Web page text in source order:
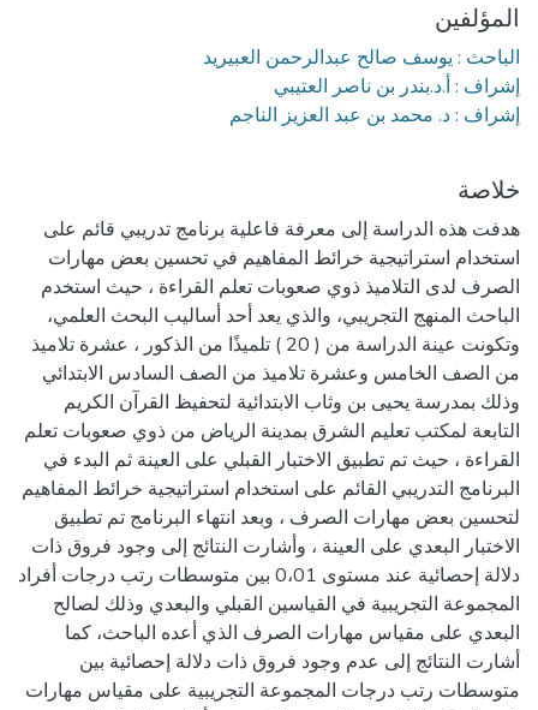
المؤلفين
الباحث : يوسف صالح عبدالرحمن العبيريد
إشراف : أ.د.بندر بن ناصر العتيبي
إشراف : د. محمد بن عبد العزيز الناجم
خلاصة
هدفت هذه الدراسة إلى معرفة فاعلية برنامج تدريبي قائم على
استخدام استراتيجية خرائط المفاهيم في تحسين بعض مهارات
الصرف لدى التلاميذ ذوي صعوبات تعلم القراءة ، حيث استخدم
الباحث المنهج التجريبي، والذي يعد أحد أساليب البحث العلمي،
وتكونت عينة الدراسة من ( 20 ) تلميذًا من الذكور ، عشرة تلاميذ
من الصف الخامس وعشرة تلاميذ من الصف السادس الابتدائي
وذلك بمدرسة يحيى بن وثاب الابتدائية لتحفيظ القرآن الكريم
التابعة لمكتب تعليم الشرق بمدينة الرياض من ذوي صعوبات تعلم
القراءة ، حيث تم تطبيق الاختبار القبلي على العينة ثم البدء في
البرنامج التدريبي القائم على استخدام استراتيجية خرائط المفاهيم
لتحسين بعض مهارات الصرف ، وبعد انتهاء البرنامج تم تطبيق
الاختبار البعدي على العينة ، وأشارت النتائج إلى وجود فروق ذات
دلالة إحصائية عند مستوى 0،01 بين متوسطات رتب درجات أفراد
المجموعة التجريبية في القياسين القبلي والبعدي وذلك لصالح
البعدي على مقياس مهارات الصرف الذي أعده الباحث، كما
أشارت النتائج إلى عدم وجود فروق ذات دلالة إحصائية بين
متوسطات رتب درجات المجموعة التجريبية على مقياس مهارات